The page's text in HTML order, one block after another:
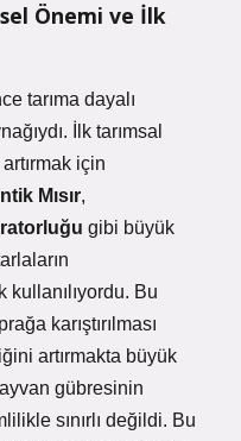
Önemi ve İlk
tarıma dayalı
İlk tarımsal
için
Mısır,
gibi büyük
Bu
karıştırılması
artırmakta büyük
gübresinin
sınırlı değildi. Bu